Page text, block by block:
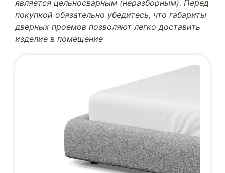
является цельносварным (неразборным). Перед
покупкой обязательно убедитесь, что габариты
дверных проемов позволяют легко доставить
изделие в помещение